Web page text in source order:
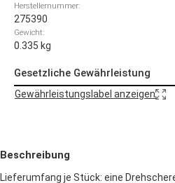
Herstellernummer:
275390
Gewicht:
0.335 kg
Gesetzliche Gewährleistung
Gewährleistungslabel anzeigen
Beschreibung
Lieferumfang je Stück: eine